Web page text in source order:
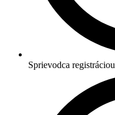
Sprievodca registráciou